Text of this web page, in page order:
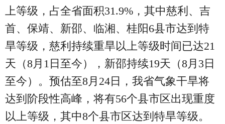
上等级，占全省面积31.9%，其中慈利、吉
首、保靖、新邵、临湘、桂阳6县市达到特
旱等级，慈利持续重旱以上等级时间已达21
天（8月1日至今），新邵持续19天（8月3日
至今）。预估至8月24日，我省气象干旱将
达到阶段性高峰，将有56个县市区出现重度
以上等级，其中8个县市区达到特旱等级。